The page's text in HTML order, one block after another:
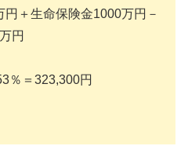
＋生命保険金1000万円－
円
％＝323,300円